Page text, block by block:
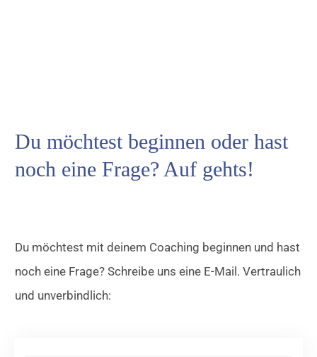
Du möchtest beginnen oder hast
noch eine Frage? Auf gehts!
Du möchtest mit deinem Coaching beginnen und hast
noch eine Frage? Schreibe uns eine E-Mail. Vertraulich
und unverbindlich: